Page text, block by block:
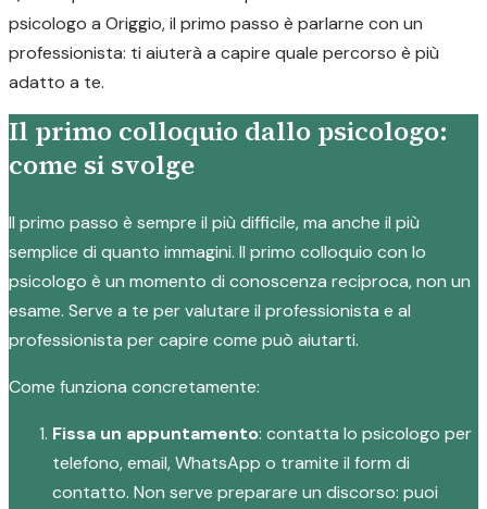
psicologo a Origgio, il primo passo è parlarne con un
professionista: ti aiuterà a capire quale percorso è più
adatto a te.
Il primo colloquio dallo psicologo:
come si svolge
Il primo passo è sempre il più difficile, ma anche il più
semplice di quanto immagini. Il primo colloquio con lo
psicologo è un momento di conoscenza reciproca, non un
esame. Serve a te per valutare il professionista e al
professionista per capire come può aiutarti.
Come funziona concretamente:
Fissa un appuntamento: contatta lo psicologo per
telefono, email, WhatsApp o tramite il form di
contatto. Non serve preparare un discorso: puoi